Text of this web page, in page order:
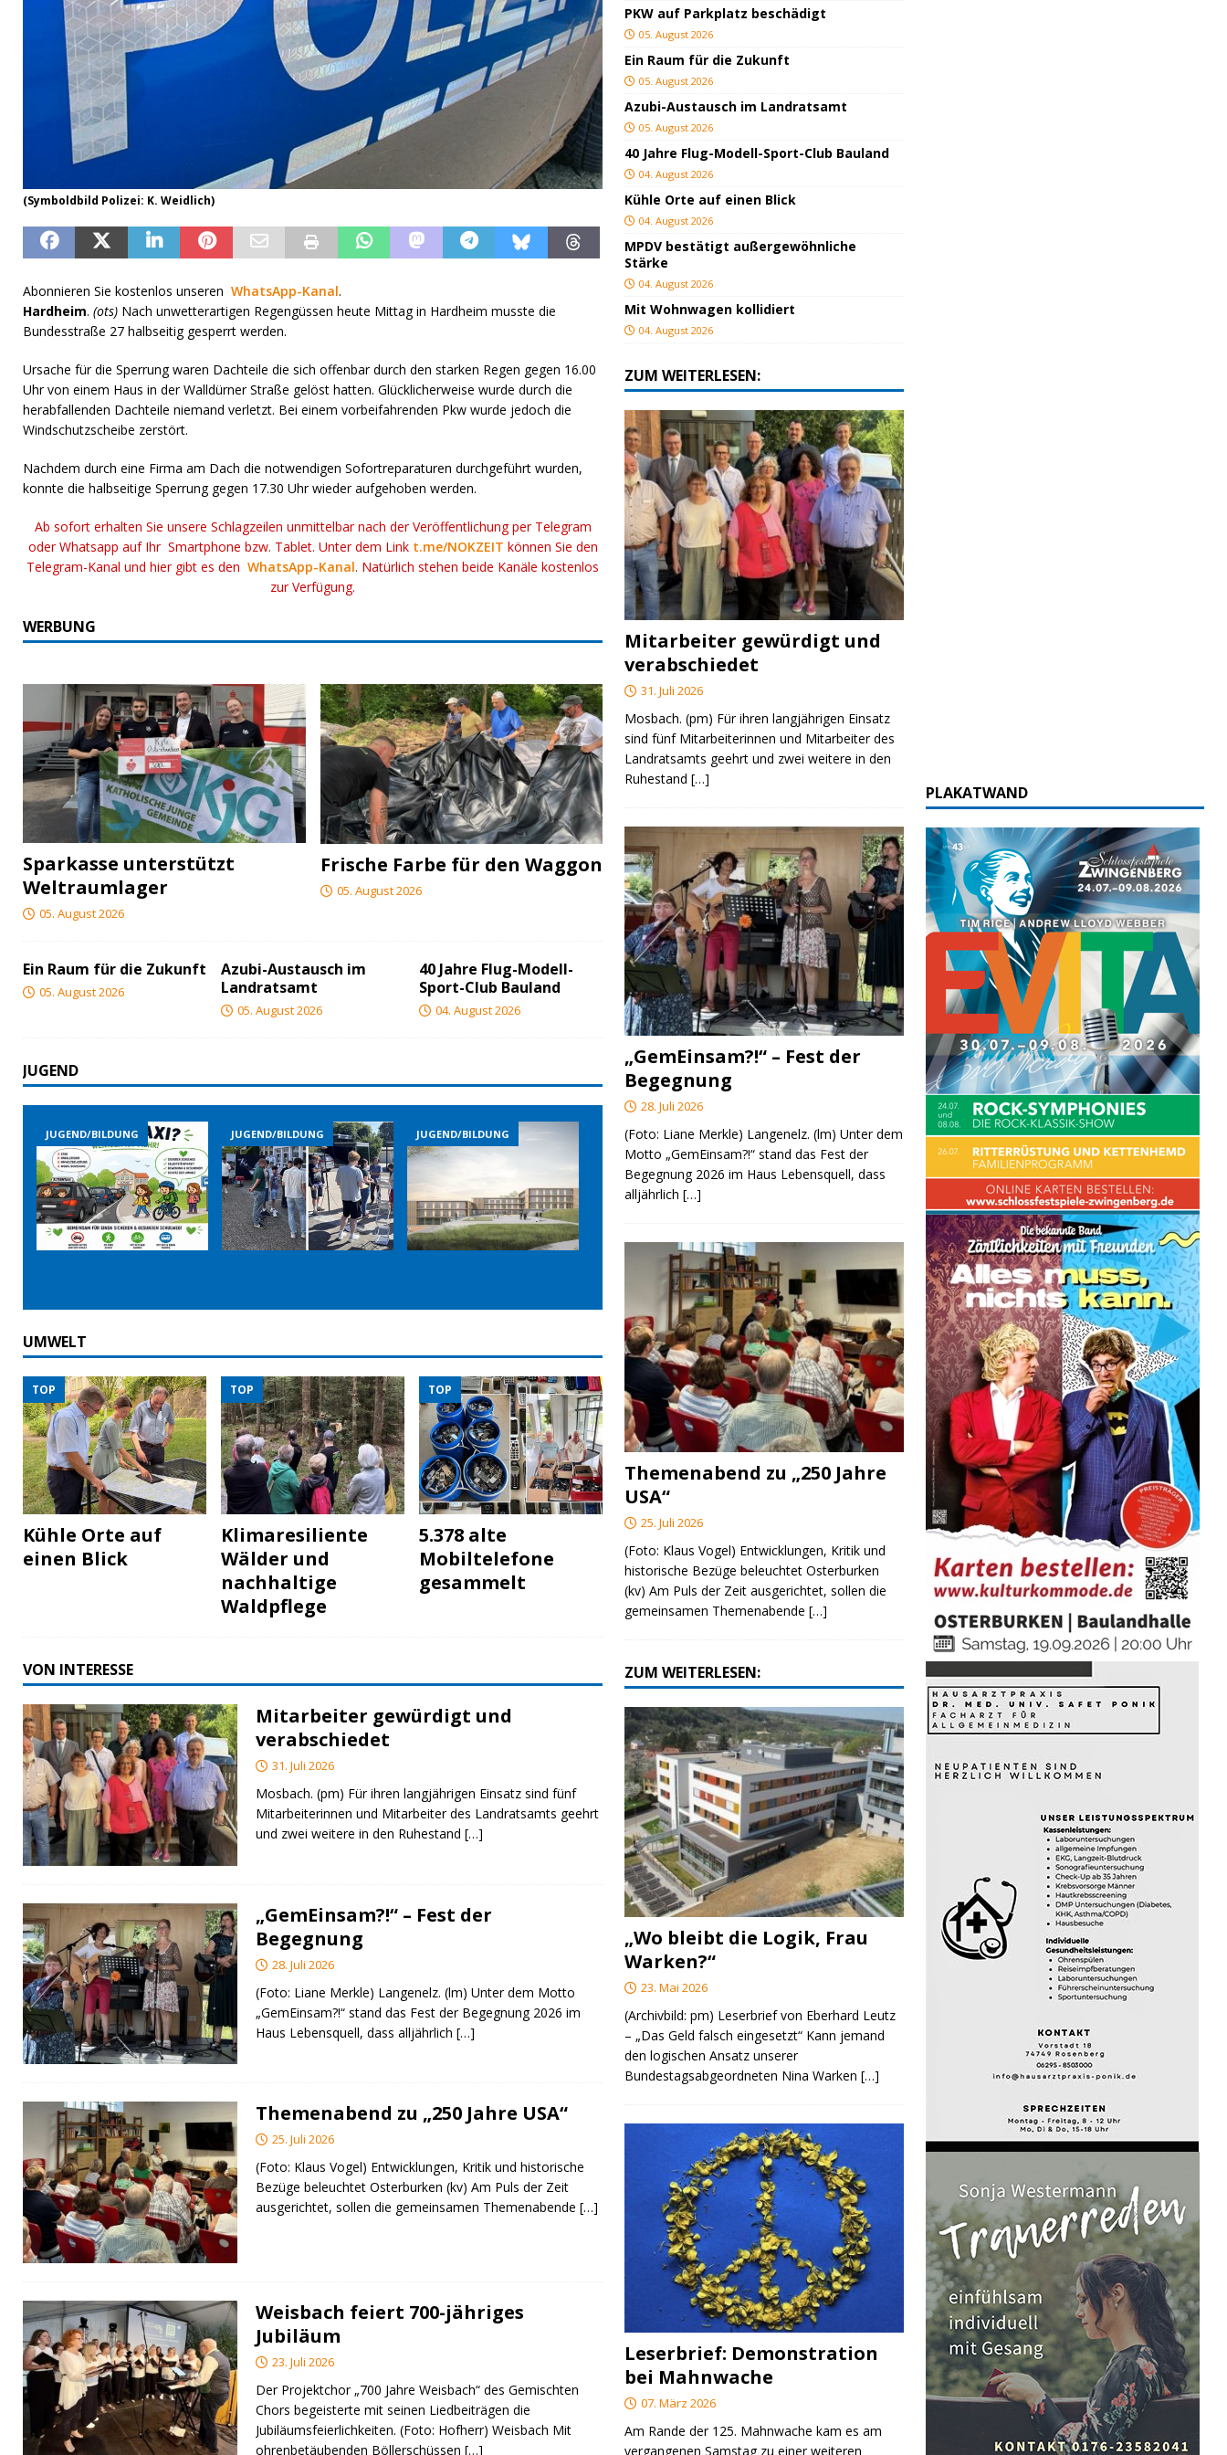
(Symboldbild Polizei: K. Weidlich)
Abonnieren Sie kostenlos unseren WhatsApp-Kanal.
Hardheim. (ots) Nach unwetterartigen Regengüssen heute Mittag in Hardheim musste die
Bundesstraße 27 halbseitig gesperrt werden.
Ursache für die Sperrung waren Dachteile die sich offenbar durch den starken Regen gegen 16.00
Uhr von einem Haus in der Walldürner Straße gelöst hatten. Glücklicherweise wurde durch die
herabfallenden Dachteile niemand verletzt. Bei einem vorbeifahrenden Pkw wurde jedoch die
Windschutzscheibe zerstört.
Nachdem durch eine Firma am Dach die notwendigen Sofortreparaturen durchgeführt wurden,
konnte die halbseitige Sperrung gegen 17.30 Uhr wieder aufgehoben werden.
Ab sofort erhalten Sie unsere Schlagzeilen unmittelbar nach der Veröffentlichung per Telegram
oder Whatsapp auf Ihr Smartphone bzw. Tablet. Unter dem Link t.me/NOKZEIT können Sie den
Telegram-Kanal und hier gibt es denWhatsApp-Kanal. Natürlich stehen beide Kanäle kostenlos
zur Verfügung.
WERBUNG
Sparkasse unterstützt
Weltraumlager
05. August 2026
Frische Farbe für den Waggon
05. August 2026
Ein Raum für die Zukunft
05. August 2026
Azubi-Austausch im
Landratsamt
05. August 2026
40 Jahre Flug-Modell-
Sport-Club Bauland
04. August 2026
JUGEND
JUGEND/BILDUNG JUGEND/BILDUNG JUGEND/BILDUNG JUGEND/BILDUNG
UMWELT
TOP
Kühle Orte auf
einen Blick
TOP
Klimaresiliente
Wälder und
nachhaltige
Waldpflege
TOP
5.378 alte
Mobiltelefone
gesammelt
VON INTERESSE
Mitarbeiter gewürdigt und
verabschiedet
31. Juli 2026
Mosbach. (pm) Für ihren langjährigen Einsatz sind fünf
Mitarbeiterinnen und Mitarbeiter des Landratsamts geehrt
und zwei weitere in den Ruhestand […]
„GemEinsam?!“ – Fest der
Begegnung
28. Juli 2026
(Foto: Liane Merkle) Langenelz. (lm) Unter dem Motto
„GemEinsam?!“ stand das Fest der Begegnung 2026 im
Haus Lebensquell, dass alljährlich […]
Themenabend zu „250 Jahre USA“
25. Juli 2026
(Foto: Klaus Vogel) Entwicklungen, Kritik und historische
Bezüge beleuchtet Osterburken (kv) Am Puls der Zeit
ausgerichtet, sollen die gemeinsamen Themenabende […]
Weisbach feiert 700-jähriges
Jubiläum
23. Juli 2026
Der Projektchor „700 Jahre Weisbach“ des Gemischten
Chors begeisterte mit seinen Liedbeiträgen die
Jubiläumsfeierlichkeiten. (Foto: Hofherr) Weisbach Mit
ohrenbetäubenden Böllerschüssen […]
PKW auf Parkplatz beschädigt
05. August 2026
Ein Raum für die Zukunft
05. August 2026
Azubi-Austausch im Landratsamt
05. August 2026
40 Jahre Flug-Modell-Sport-Club Bauland
04. August 2026
Kühle Orte auf einen Blick
04. August 2026
MPDV bestätigt außergewöhnliche
Stärke
04. August 2026
Mit Wohnwagen kollidiert
04. August 2026
ZUM WEITERLESEN:
Mitarbeiter gewürdigt und
verabschiedet
31. Juli 2026
Mosbach. (pm) Für ihren langjährigen Einsatz
sind fünf Mitarbeiterinnen und Mitarbeiter des
Landratsamts geehrt und zwei weitere in den
Ruhestand[…]
„GemEinsam?!“ – Fest der
Begegnung
28. Juli 2026
(Foto: Liane Merkle) Langenelz. (lm) Unter dem
Motto „GemEinsam?!“ stand das Fest der
Begegnung 2026 im Haus Lebensquell, dass
alljährlich[…]
Themenabend zu „250 Jahre
USA“
25. Juli 2026
(Foto: Klaus Vogel) Entwicklungen, Kritik und
historische Bezüge beleuchtet Osterburken
(kv) Am Puls der Zeit ausgerichtet, sollen die
gemeinsamen Themenabende[…]
ZUM WEITERLESEN:
„Wo bleibt die Logik, Frau
Warken?“
23. Mai 2026
(Archivbild: pm) Leserbrief von Eberhard Leutz
– „Das Geld falsch eingesetzt“ Kann jemand
den logischen Ansatz unserer
Bundestagsabgeordneten Nina Warken[…]
Leserbrief: Demonstration
bei Mahnwache
07. März 2026
Am Rande der 125. Mahnwache kam es am
vergangenen Samstag zu einer weiteren
PLAKATWAND